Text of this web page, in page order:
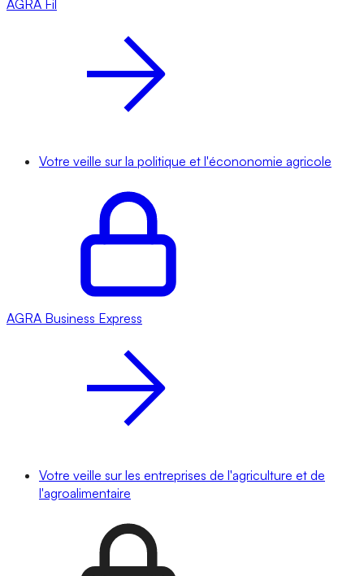
AGRA Fil
Votre veille sur la politique et l'écononomie agricole
AGRA Business Express
Votre veille sur les entreprises de l'agriculture et de
l'agroalimentaire